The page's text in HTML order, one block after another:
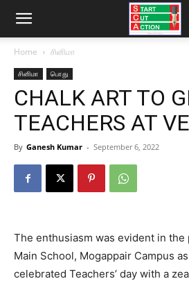
Home சினிமா
சினிமா பொது
CHALK ART TO
TEACHERS AT
By Ganesh Kumar - September 6, 2022
The enthusiasm was evident in the
Main School, Mogappair Campus
celebrated Teachers’ day with a